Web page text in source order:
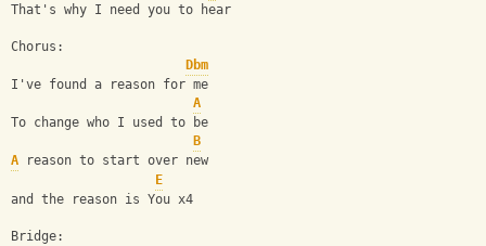
That's why I need you to hear
Chorus:
Dbm
I've found a reason for me
A
To change who I used to be
B
A reason to start over new
E
and the reason is You x4
Bridge: